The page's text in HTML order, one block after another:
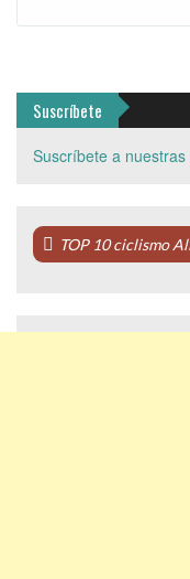
Suscríbete
Suscríbete a
TOP 10 ciclismo